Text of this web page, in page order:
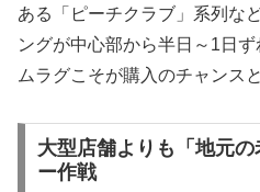
ある「ピーチクラブ」系列な
ングが中心部から半日～1日
ムラグこそが購入のチャンス
大型店舗よりも「地元
ー作戦